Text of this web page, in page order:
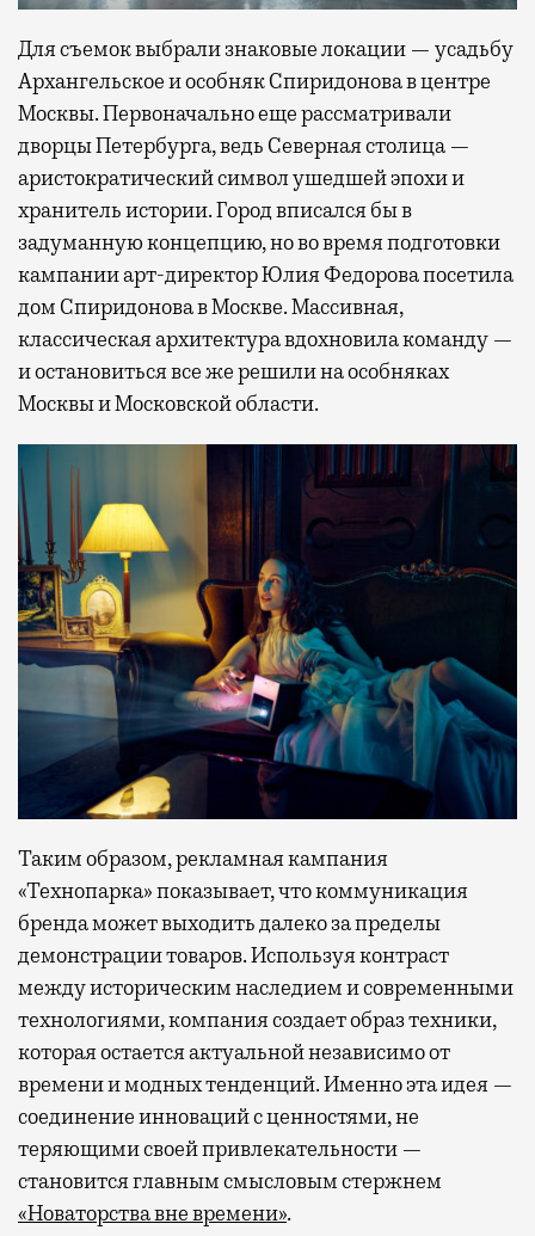
Для съемок выбрали знаковые локации — усадьбу
Архангельское и особняк Спиридонова в центре
Москвы. Первоначально еще рассматривали
дворцы Петербурга, ведь Северная столица —
аристократический символ ушедшей эпохи и
хранитель истории. Город вписался бы в
задуманную концепцию, но во время подготовки
кампании арт-директор Юлия Федорова посетила
дом Спиридонова в Москве. Массивная,
классическая архитектура вдохновила команду —
и остановиться все же решили на особняках
Москвы и Московской области.
Таким образом, рекламная кампания
«Технопарка» показывает, что коммуникация
бренда может выходить далеко за пределы
демонстрации товаров. Используя контраст
между историческим наследием и современными
технологиями, компания создает образ техники,
которая остается актуальной независимо от
времени и модных тенденций. Именно эта идея —
соединение инноваций с ценностями, не
теряющими своей привлекательности —
становится главным смысловым стержнем
«Новаторства вне времени».